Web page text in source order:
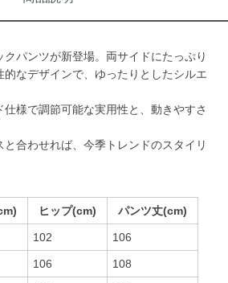
クパンツが新登場。両サイドにたっぷり
的なデザインで、ゆったりとしたシルエ
様で調節可能な実用性と、動きやすさ
合わせれば、今季トレンドのスタイリ
ヒップ(cm) パンツ丈(cm)
102 106
106 108